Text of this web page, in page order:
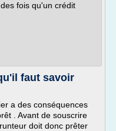
fois qu'un crédit
faut savoir
a des conséquences
. Avant de souscrire
doit donc prêter